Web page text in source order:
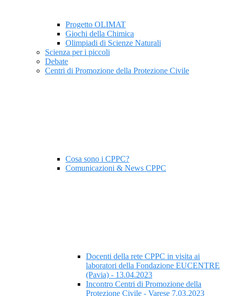
Progetto OLIMAT
Giochi della Chimica
Olimpiadi di Scienze Naturali
Scienza per i piccoli
Debate
Centri di Promozione della Protezione Civile
Cosa sono i CPPC?
Comunicazioni & News CPPC
Docenti della rete CPPC in visita ai
laboratori della Fondazione EUCENTRE
(Pavia) - 13.04.2023
Incontro Centri di Promozione della
Protezione Civile - Varese 7.03.2023